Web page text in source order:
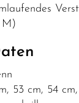
M)
53 cm, 54